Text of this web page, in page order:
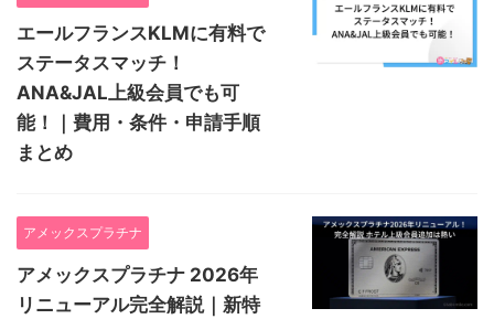
エールフランスKLMに有料で
ステータスマッチ！
ANA&JAL上級会員でも可
能！｜費用・条件・申請手順
まとめ
アメックスプラチナ
アメックスプラチナ 2026年
リニューアル完全解説｜新特